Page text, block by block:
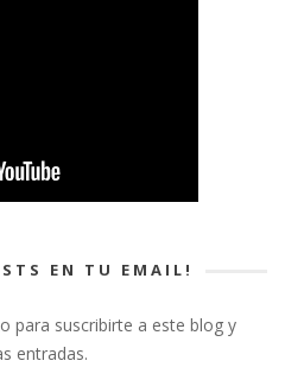
EN TU EMAIL!
para suscribirte a este blog y
entradas.